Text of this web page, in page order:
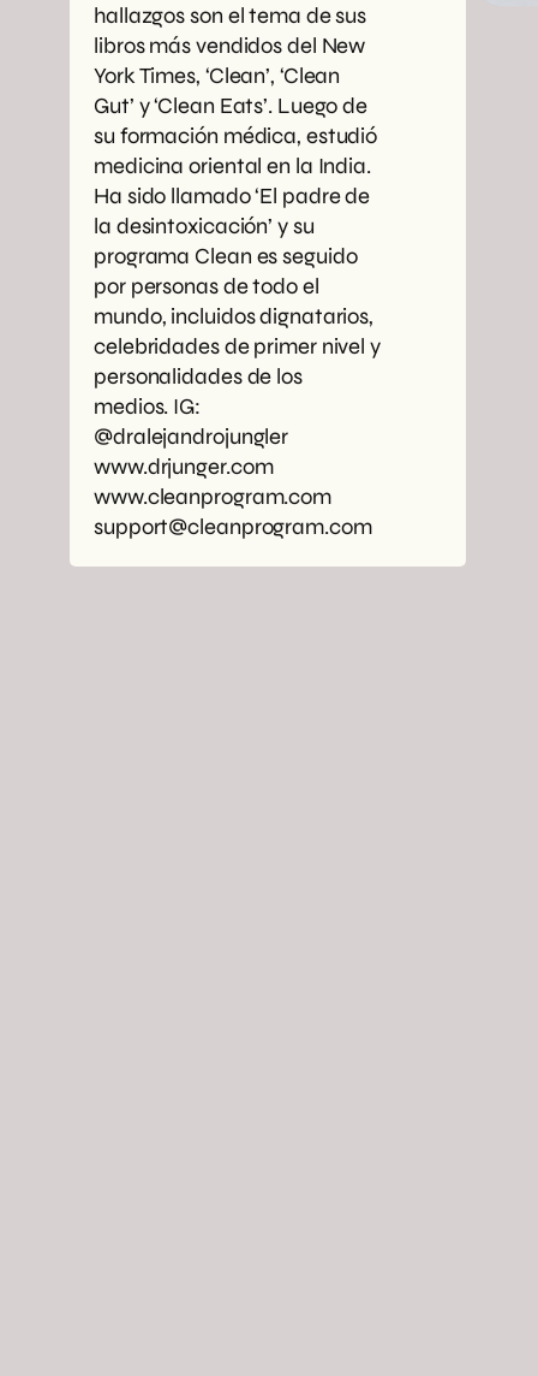
hallazgos son el tema de sus
libros más vendidos del New
York Times, ‘Clean’, ‘Clean
Gut’ y ‘Clean Eats’. Luego de
su formación médica, estudió
medicina oriental en la India.
Ha sido llamado ‘El padre de
la desintoxicación’ y su
programa Clean es seguido
por personas de todo el
mundo, incluidos dignatarios,
celebridades de primer nivel y
personalidades de los
medios. IG:
@dralejandrojungler
www.drjunger.com
www.cleanprogram.com
support@cleanprogram.com